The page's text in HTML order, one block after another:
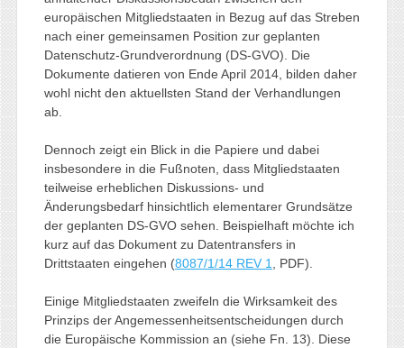
europäischen Mitgliedstaaten in Bezug auf das Streben
nach einer gemeinsamen Position zur geplanten
Datenschutz-Grundverordnung (DS-GVO). Die
Dokumente datieren von Ende April 2014, bilden daher
wohl nicht den aktuellsten Stand der Verhandlungen
ab.
Dennoch zeigt ein Blick in die Papiere und dabei
insbesondere in die Fußnoten, dass Mitgliedstaaten
teilweise erheblichen Diskussions- und
Änderungsbedarf hinsichtlich elementarer Grundsätze
der geplanten DS-GVO sehen. Beispielhaft möchte ich
kurz auf das Dokument zu Datentransfers in
Drittstaaten eingehen (8087/1/14 REV 1, PDF).
Einige Mitgliedstaaten zweifeln die Wirksamkeit des
Prinzips der Angemessenheitsentscheidungen durch
die Europäische Kommission an (siehe Fn. 13). Diese